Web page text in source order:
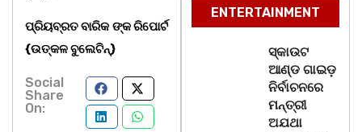
ପ୍ରିୟବ୍ରତ ବାରିକ ଙ୍କ ରିପୋର୍ଟ
{ଉତ୍କଳ ବୁଲେଟିନ୍‌}
Social
Share
On:
ENTERTAINMENT
ସ୍କାଉଟ
ଆଣ୍ଡ ଗାଇଡ଼
ନିର୍ବାଚନରେ
ମନ୍ତ୍ରୀ
ଅଯଥା